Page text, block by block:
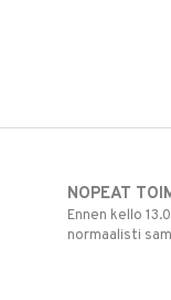
NOPEAT
Ennen kello
normaalisti